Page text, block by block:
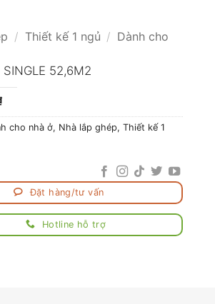
/ Thiết kế 1 ngủ / Dành cho
SINGLE 52,6M2
cho nhà ở, Nhà lắp ghép, Thiết kế 1
Đặt hàng/tư vấn
Hotline hỗ trợ